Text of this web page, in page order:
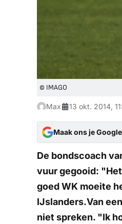
© IMAGO
Max 13 okt. 2014,
Maak ons je
De bondscoach
vuur gegooid:
goed WK moeite
IJslanders.Van
niet spreken. "Ik